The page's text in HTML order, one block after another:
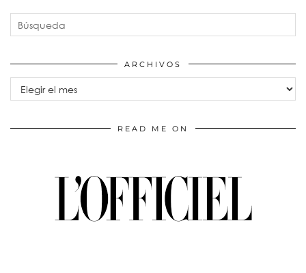
ARCHIVOS
Archivos
READ ME ON